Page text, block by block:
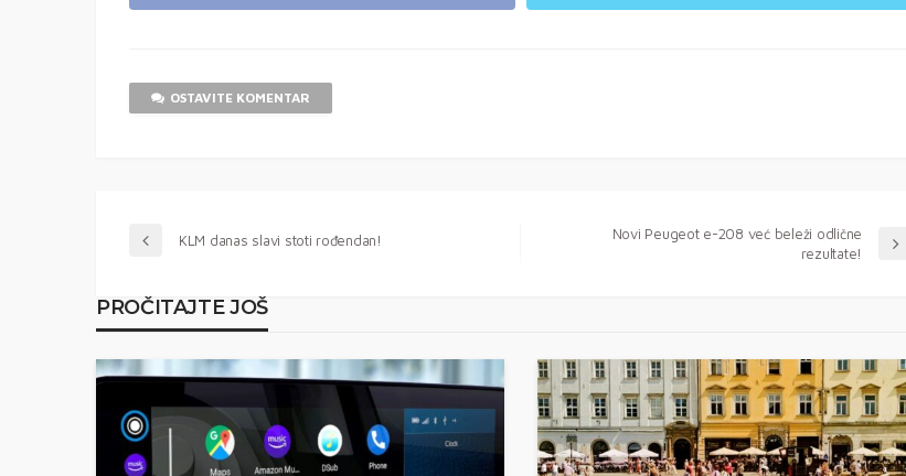
OSTAVITE KOMENTAR
KLM danas slavi stoti rođendan!
Novi Peugeot e-208 već beleži odlične
rezultate!
PROČITAJTE JOŠ